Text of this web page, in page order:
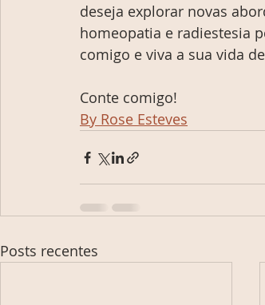
deseja explorar novas
homeopatia e radiestesia
comigo e viva a sua vida
Conte comigo!
By Rose Esteves
Posts recentes